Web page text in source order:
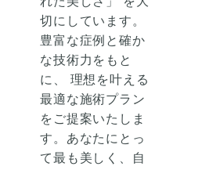
切にしています。
豊富な症例と確か
な技術力をもと
に、 理想を叶える
最適な施術プラン
をご提案いたしま
す。 あなたにとっ
て最も美しく、自